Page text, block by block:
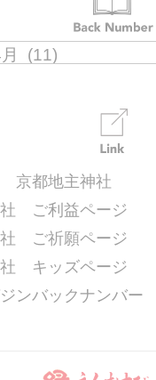
京都地主神社
社 ご利益ページ
社 ご祈願ページ
社 キッズページ
ンバックナンバー